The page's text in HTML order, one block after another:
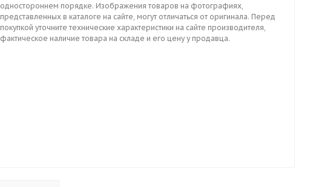
одностороннем порядке. Изображения товаров на фотографиях,
представленных в каталоге на сайте, могут отличаться от оригинала. Перед
покупкой уточните технические характеристики на сайте производителя,
фактическое наличие товара на складе и его цену у продавца.